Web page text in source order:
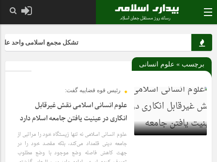
تشکل مجمع اسلامی واحد علوم
برچسب » علوم انسانی
رئیس قوه قضاییه گفت:
علوم انسانی اسلامی نقش غیرقابل
انکاری در عینیت یافتن جامعه اسلام دارد
علوم انسانی اسلامی نه تنها زیستگاه خود را مراتبی از
جامعه دینی قلمداد می‌کند، بلکه مقصد خود را در
جهت کاهش فاصله وضع موجود با وضع مطلوب